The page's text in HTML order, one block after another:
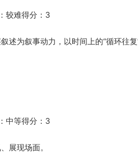
较难得分：3
述为叙事动力，以时间上的“循环往
中等得分：3
展现场面。